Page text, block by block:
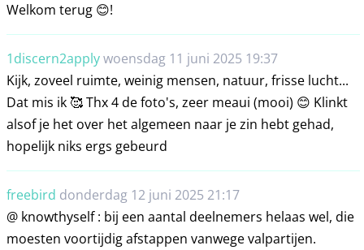
Welkom terug 😊!
1discern2applywoensdag 11 juni 2025 19:37
Kijk, zoveel ruimte, weinig mensen, natuur, frisse lucht...
Dat mis ik 🥰 Thx 4 de foto's, zeer meaui (mooi) 😊 Klinkt
alsof je het over het algemeen naar je zin hebt gehad,
hopelijk niks ergs gebeurd
freebird donderdag 12 juni 2025 21:17
@ knowthyself : bij een aantal deelnemers helaas wel, die
moesten voortijdig afstappen vanwege valpartijen.